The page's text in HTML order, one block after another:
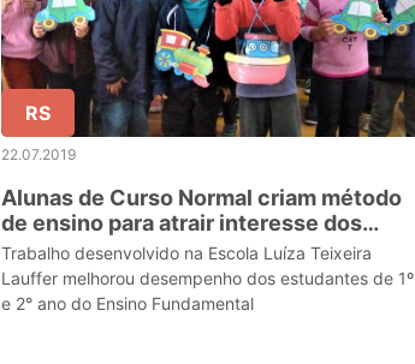
RS
22.07.2019
Alunas de Curso Normal criam método
de ensino para atrair interesse dos
estudantes do século 21
Trabalho desenvolvido na Escola Luíza Teixeira
Lauffer melhorou desempenho dos estudantes de 1º
e 2° ano do Ensino Fundamental